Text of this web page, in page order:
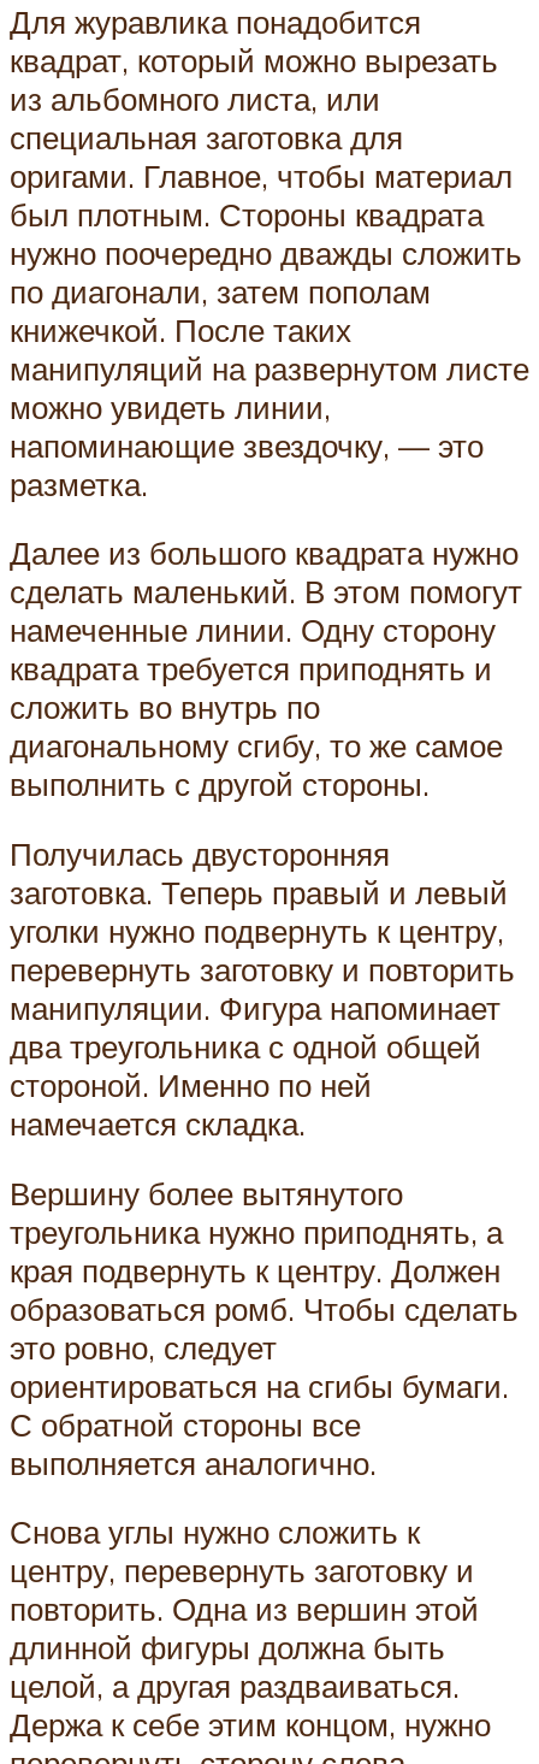
Для журавлика понадобится
квадрат, который можно вырезать
из альбомного листа, или
специальная заготовка для
оригами. Главное, чтобы материал
был плотным. Стороны квадрата
нужно поочередно дважды сложить
по диагонали, затем пополам
книжечкой. После таких
манипуляций на развернутом листе
можно увидеть линии,
напоминающие звездочку, — это
разметка.
Далее из большого квадрата нужно
сделать маленький. В этом помогут
намеченные линии. Одну сторону
квадрата требуется приподнять и
сложить во внутрь по
диагональному сгибу, то же самое
выполнить с другой стороны.
Получилась двусторонняя
заготовка. Теперь правый и левый
уголки нужно подвернуть к центру,
перевернуть заготовку и повторить
манипуляции. Фигура напоминает
два треугольника с одной общей
стороной. Именно по ней
намечается складка.
Вершину более вытянутого
треугольника нужно приподнять, а
края подвернуть к центру. Должен
образоваться ромб. Чтобы сделать
это ровно, следует
ориентироваться на сгибы бумаги.
С обратной стороны все
выполняется аналогично.
Снова углы нужно сложить к
центру, перевернуть заготовку и
повторить. Одна из вершин этой
длинной фигуры должна быть
целой, а другая раздваиваться.
Держа к себе этим концом, нужно